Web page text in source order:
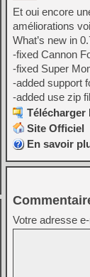
Et oui encore
améliorations
What’s new in
-fixed Cannon
-fixed Super
-added support
-added use zip
Télécharger
Site Officiel
En savoir
Votre adresse